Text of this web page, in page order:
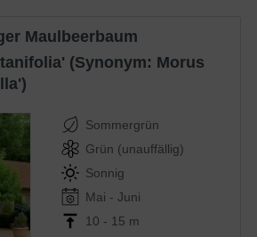
Maulbeerbaum
Sommergrün
Grün (unauffällig)
Sonnig
Mai - Juni
10 - 15 m